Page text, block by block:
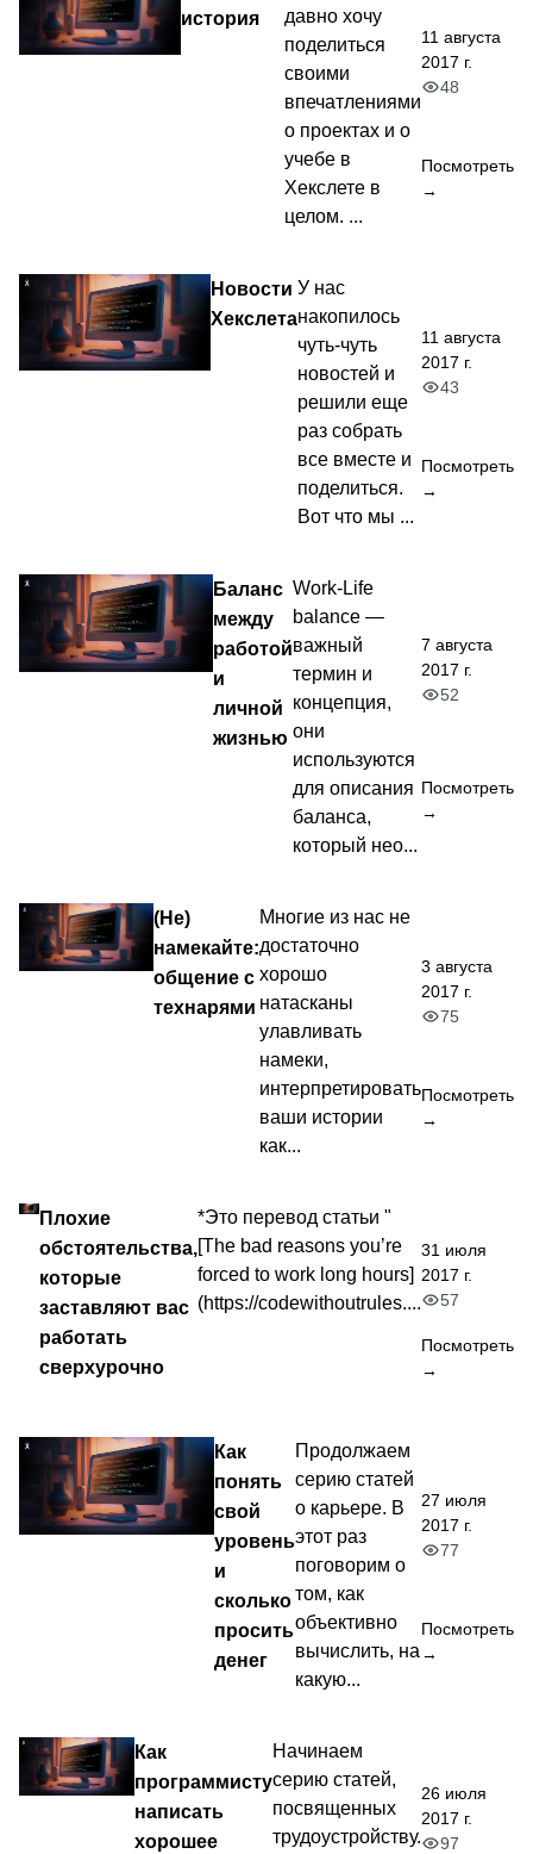
история
давно хочу
поделиться
своими
впечатлениями
о проектах и о
учебе в
Хекслете в
целом. ...
11 августа
2017 г.
48
Посмотреть
→
Новости
Хекслета
У нас
накопилось
чуть-чуть
новостей и
решили еще
раз собрать
все вместе и
поделиться.
Вот что мы ...
11 августа
2017 г.
43
Посмотреть
→
Баланс
между
работой
и
личной
жизнью
Work-Life
balance —
важный
термин и
концепция,
они
используются
для описания
баланса,
который нео...
7 августа
2017 г.
52
Посмотреть
→
(Не)
намекайте:
общение с
технарями
Многие из нас не
достаточно
хорошо
натасканы
улавливать
намеки,
интерпретировать
ваши истории
как...
3 августа
2017 г.
75
Посмотреть
→
Плохие
обстоятельства,
которые
заставляют вас
работать
сверхурочно
*Это перевод статьи "
[The bad reasons you’re
forced to work long hours]
(https://codewithoutrules....
31 июля
2017 г.
57
Посмотреть
→
Как
понять
свой
уровень
и
сколько
просить
денег
Продолжаем
серию статей
о карьере. В
этот раз
поговорим о
том, как
объективно
вычислить, на
какую...
27 июля
2017 г.
77
Посмотреть
→
Как
программисту
написать
хорошее
Начинаем
серию статей,
посвященных
трудоустройству.
26 июля
2017 г.
97